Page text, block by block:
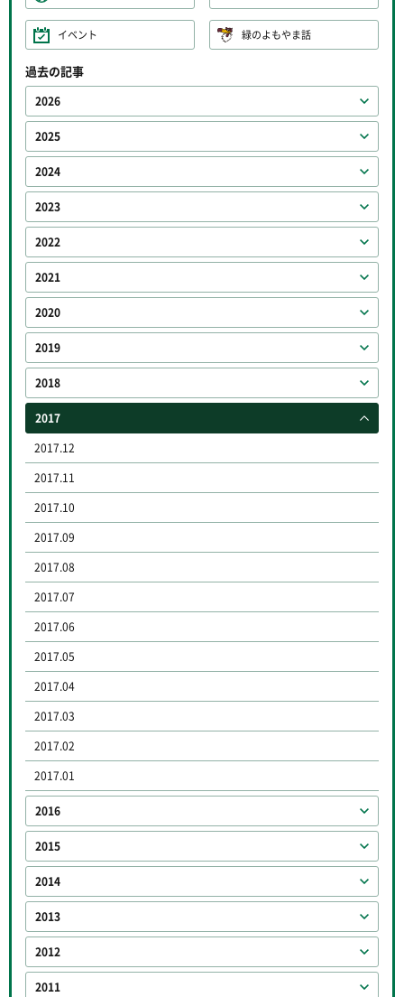
イベント 緑のよもやま話
過去の記事
2026
2025
2024
2023
2022
2021
2020
2019
2018
2017
2017.12
2017.11
2017.10
2017.09
2017.08
2017.07
2017.06
2017.05
2017.04
2017.03
2017.02
2017.01
2016
2015
2014
2013
2012
2011